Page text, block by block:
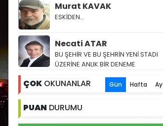
Murat KAVAK
ESKİDEN...
Necati ATAR
BU ŞEHİR VE BU ŞEHRİN YENİ STADI
ÜZERİNE ANLIK BİR DENEME
ÇOK OKUNANLAR Gün Hafta Ay
PUAN DURUMU